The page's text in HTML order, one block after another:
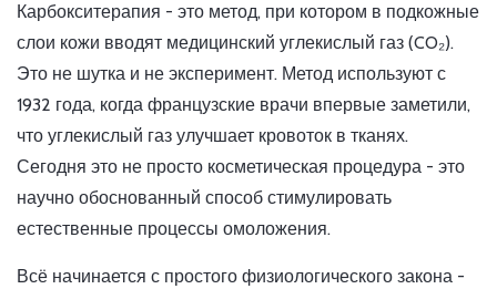
Карбокситерапия - это метод, при котором в подкожные
слои кожи вводят медицинский углекислый газ (CO₂).
Это не шутка и не эксперимент. Метод используют с
1932 года, когда французские врачи впервые заметили,
что углекислый газ улучшает кровоток в тканях.
Сегодня это не просто косметическая процедура - это
научно обоснованный способ стимулировать
естественные процессы омоложения.
Всё начинается с простого физиологического закона -